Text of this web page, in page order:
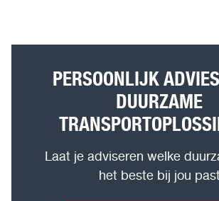
PERSOONLIJK
DUURZAME
Laat je adviseren welke
het beste bij jou past